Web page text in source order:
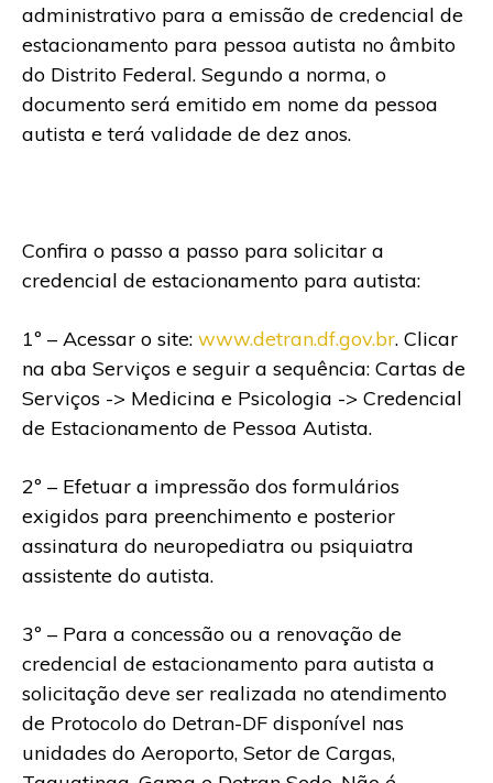
administrativo para a emissão de credencial de
estacionamento para pessoa autista no âmbito
do Distrito Federal. Segundo a norma, o
documento será emitido em nome da pessoa
autista e terá validade de dez anos.
Confira o passo a passo para solicitar a
credencial de estacionamento para autista:
1º – Acessar o site: www.detran.df.gov.br. Clicar
na aba Serviços e seguir a sequência: Cartas de
Serviços -> Medicina e Psicologia -> Credencial
de Estacionamento de Pessoa Autista.
2º – Efetuar a impressão dos formulários
exigidos para preenchimento e posterior
assinatura do neuropediatra ou psiquiatra
assistente do autista.
3º – Para a concessão ou a renovação de
credencial de estacionamento para autista a
solicitação deve ser realizada no atendimento
de Protocolo do Detran-DF disponível nas
unidades do Aeroporto, Setor de Cargas,